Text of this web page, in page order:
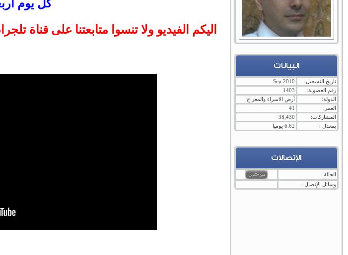
البيانات
تاريخ التسجيل:
Sep 2010
رقم العضوية:
1403
الدولة:
أرض الاسراء والمعراج
العمر:
41
المشاركات:
38,430
بمعدل :
6.62 يوميا
الإتصالات
الحالة:
وسائل الإتصال:
كل يوم
اليكم الفيديو ولا تنسوا متابعتنا على قناة